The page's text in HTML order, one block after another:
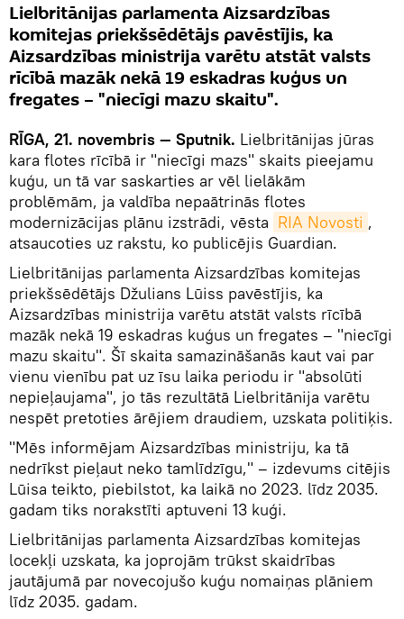
Lielbritānijas parlamenta Aizsardzības
komitejas priekšsēdētājs pavēstījis, ka
Aizsardzības ministrija varētu atstāt valsts
rīcībā mazāk nekā 19 eskadras kuģus un
fregates – "niecīgi mazu skaitu".
RĪGA, 21. novembris — Sputnik. Lielbritānijas jūras
kara flotes rīcībā ir "niecīgi mazs" skaits pieejamu
kuģu, un tā var saskarties ar vēl lielākām
problēmām, ja valdība nepaātrinās flotes
modernizācijas plānu izstrādi, vēsta RIA Novosti ,
atsaucoties uz rakstu, ko publicējis Guardian.
Lielbritānijas parlamenta Aizsardzības komitejas
priekšsēdētājs Džulians Lūiss pavēstījis, ka
Aizsardzības ministrija varētu atstāt valsts rīcībā
mazāk nekā 19 eskadras kuģus un fregates – "niecīgi
mazu skaitu". Šī skaita samazināšanās kaut vai par
vienu vienību pat uz īsu laika periodu ir "absolūti
nepieļaujama", jo tās rezultātā Lielbritānija varētu
nespēt pretoties ārējiem draudiem, uzskata politiķis.
"Mēs informējam Aizsardzības ministriju, ka tā
nedrīkst pieļaut neko tamlīdzīgu," – izdevums citējis
Lūisa teikto, piebilstot, ka laikā no 2023. līdz 2035.
gadam tiks norakstīti aptuveni 13 kuģi.
Lielbritānijas parlamenta Aizsardzības komitejas
locekļi uzskata, ka joprojām trūkst skaidrības
jautājumā par novecojušo kuģu nomaiņas plāniem
līdz 2035. gadam.